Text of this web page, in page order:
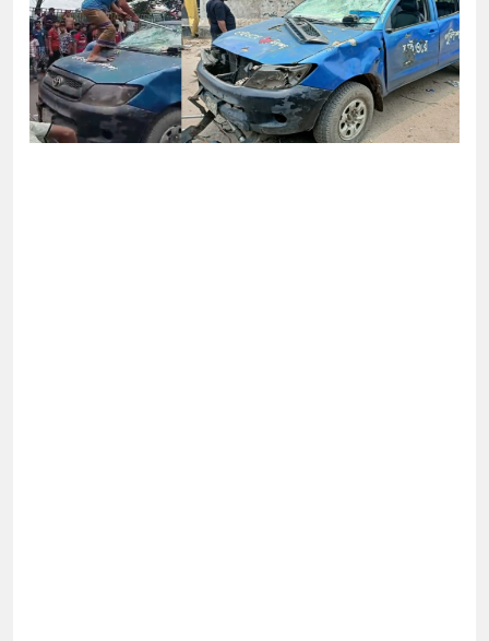
ইসরাইল চূড়ান্ত বৈঠক, নজরে যুদ্ধবিরতি
জুলাই আন্দোলনে ছিল না: ফয়জুল করীম
হামলা চালালে উপসাগরীয় দেশগুলোও নিরাপদ থাকবে